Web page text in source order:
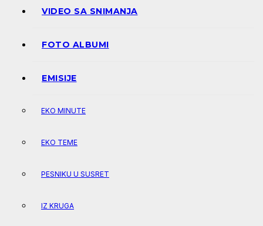
VIDEO SA SNIMANJA
FOTO ALBUMI
EMISIJE
EKO MINUTE
EKO TEME
PESNIKU U SUSRET
IZ KRUGA